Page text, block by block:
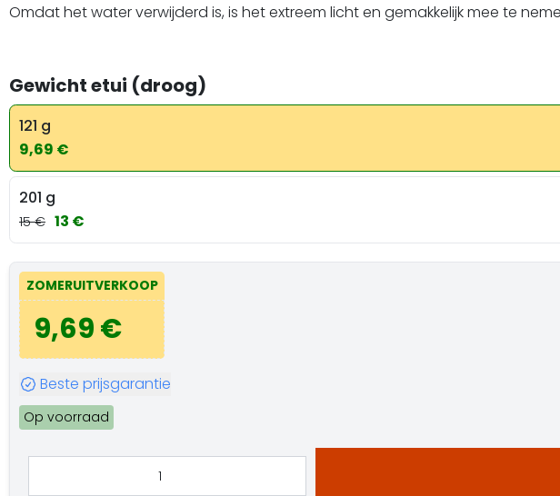
Omdat het water verwijderd is, is het extreem licht en gemakkelijk mee te
Gewicht etui (droog)
121 g
9,69 €
201 g
15 € 13 €
ZOMERUITVERKOOP
9,69 €
Beste prijsgarantie
Op voorraad